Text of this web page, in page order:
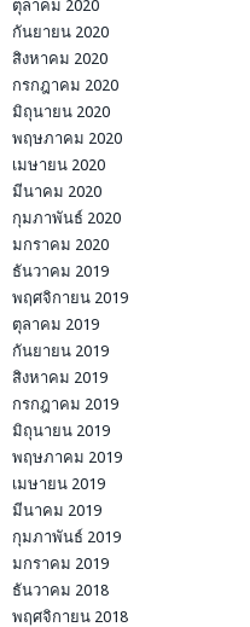
ตุลาคม 2020
กันยายน 2020
สิงหาคม 2020
กรกฎาคม 2020
มิถุนายน 2020
พฤษภาคม 2020
เมษายน 2020
มีนาคม 2020
กุมภาพันธ์ 2020
มกราคม 2020
ธันวาคม 2019
พฤศจิกายน 2019
ตุลาคม 2019
กันยายน 2019
สิงหาคม 2019
กรกฎาคม 2019
มิถุนายน 2019
พฤษภาคม 2019
เมษายน 2019
มีนาคม 2019
กุมภาพันธ์ 2019
มกราคม 2019
ธันวาคม 2018
พฤศจิกายน 2018